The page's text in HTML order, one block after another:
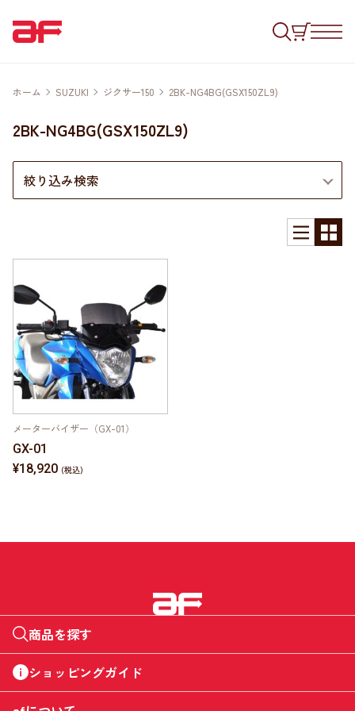
ホーム SUZUKI ジクサー150 2BK-NG4BG(GSX150ZL9)
2BK-NG4BG(GSX150ZL9)
絞り込み検索
メーターバイザー（GX-01）
GX-01
¥18,920
商品を探す
ショッピングガイド